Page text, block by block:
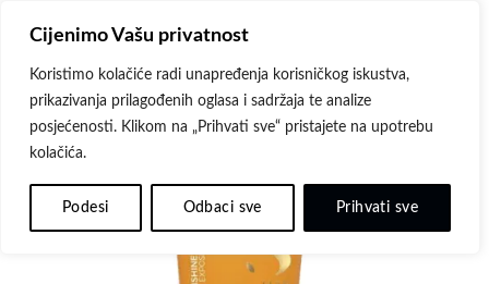
Cijenimo Vašu privatnost
Koristimo kolačiće radi unapređenja korisničkog iskustva,
prikazivanja prilagođenih oglasa i sadržaja te analize
posjećenosti. Klikom na „Prihvati sve“ pristajete na upotrebu
kolačića.
Podesi Odbaci sve Prihvati sve
content
Dodaj
listu